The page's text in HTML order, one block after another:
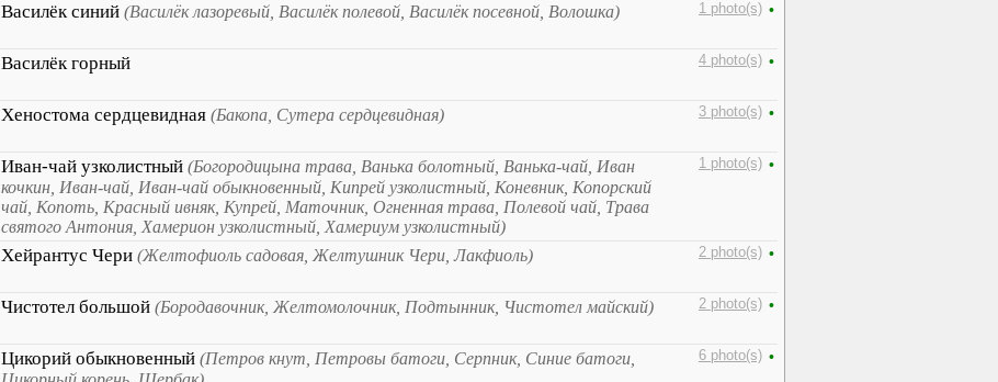
Василёк синий (Василёк лазоревый, Василёк полевой, Василёк посевной, Волошка) 1 photo(s) •
Василёк горный 4 photo(s) •
Хеностома сердцевидная (Бакопа, Сутера сердцевидная) 3 photo(s) •
Иван-чай узколистный (Богородицына трава, Ванька болотный, Ванька-чай, Иван
кочкин, Иван-чай, Иван-чай обыкновенный, Кипрей узколистный, Коневник, Копорский
чай, Копоть, Красный ивняк, Купрей, Маточник, Огненная трава, Полевой чай, Трава
святого Антония, Хамерион узколистный, Хамериум узколистный)
1 photo(s) •
Хейрантус Чери (Желтофиоль садовая, Желтушник Чери, Лакфиоль) 2 photo(s) •
Чистотел большой (Бородавочник, Желтомолочник, Подтынник, Чистотел майский) 2 photo(s) •
Цикорий обыкновенный (Петров кнут, Петровы батоги, Серпник, Синие батоги,
6 photo(s) •